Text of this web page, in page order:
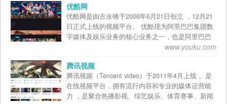
网站以海量的用户积累、强势的市场营销，及自发
的活跃原创漫画工作者们为后盾，从事原创漫画的
互联网创作、营销、推广及商业化工作，平均月更
新作品达到60000页以上，吐槽量突破1亿条。 有妖
气于2009年推出网络漫画业务，2012年推出网络动
便风靡中国，累计网络播放量超过30亿次。2013年
启动动画电影业务，2014年推出手机游戏业务，并
在衍生品图书等业务上不断与第三方进行深度合
作，目前已充分覆盖各产业链条。2015年《十万个
舞台。热门动画|漫画：尸兄、中国惊奇先生、火影
忍者、海贼王、大王饶命、三体等。 中国著名互联
网动漫平台，成立于2012年。目前，腾讯动漫拥有
PC站、腾讯动漫APP、 H5产品，并且与手机QQ合
作开发QQ动漫 。 在腾讯泛娱乐战略布局下，腾讯
年轻人的生活方式。截至2017年12月，腾讯动漫全
平台月活跃用户已经达到1.2亿；签约漫画作品达到
888部，制作动画27部；单日图片点击量超10亿。有
超过5万位作者在腾讯动漫平台上投稿，在线连载漫
优酷网
优酷网是由古永锵于2006年6月21日创立 ，12月21
日正式上线的视频平台。 优酷现为阿里巴巴集团数
字媒体及娱乐业务的核心业务之一，也是阿里巴巴
集团“Double H（健康与快乐）”策略的组成部分。
合制、自制 、用户生成内容(UGC)、专业生成内容
(PGC)及直播等多种内容形态。 优酷的日均付费用
户规模正持续健康增长，于截至2020年3月31日止财
政年度同比增长超过50%。2019年，优酷先后推出
www.youku.com
腾讯视频
腾讯视频（Tencent video）于2011年4月上线， 是
在线视频平台，拥有流行内容和专业的媒体运营能
力 ，是聚合热播影视、综艺娱乐、体育赛事、新闻